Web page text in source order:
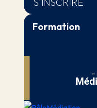
Formation
-